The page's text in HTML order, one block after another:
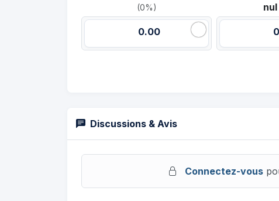
(0%)
0.00
nul
Discussions & Avis
Connectez-vous